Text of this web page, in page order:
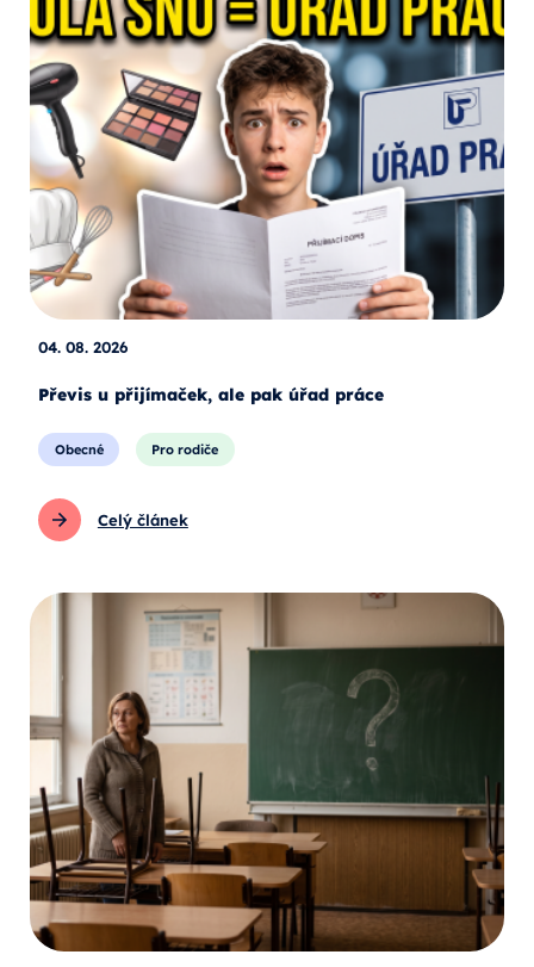
04. 08. 2026
Převis u přijímaček, ale pak úřad práce
Obecné Pro rodiče
Celý článek